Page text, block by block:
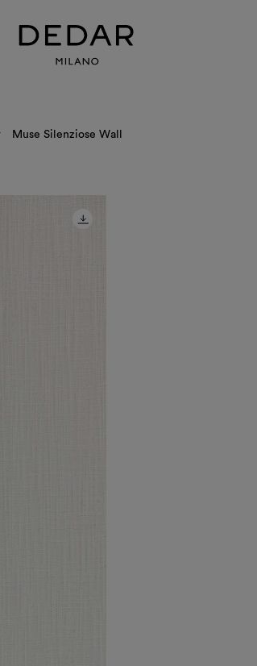
Muse Silenziose Wall